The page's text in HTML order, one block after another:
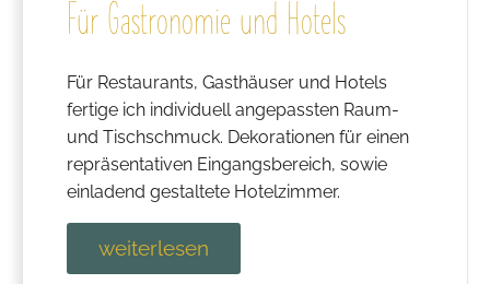
Für Gastronomie und Hotels
Für Restaurants, Gasthäuser und Hotels
fertige ich individuell angepassten Raum-
und Tischschmuck. Dekorationen für einen
repräsentativen Eingangsbereich, sowie
einladend gestaltete Hotelzimmer.
weiterlesen